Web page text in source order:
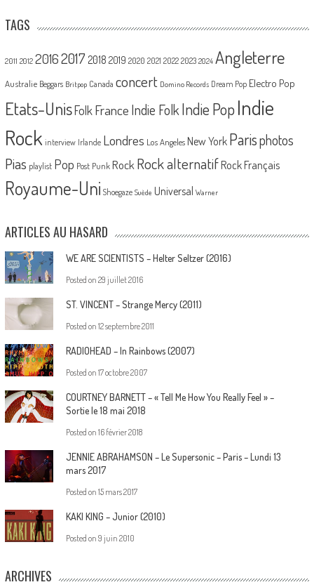
TAGS
2011 2012 20162017 2018 2019 2020 2021 2022 2023 2024 Angleterre
Australie Beggars Britpop Canada concert Domino Records Dream Pop Electro Pop
Etats-UnisFolk France Indie FolkIndie PopIndie
Rock interview Irlande Londres Los Angeles New York Parisphotos
Pias playlist Pop Post Punk Rock Rock alternatif Rock Français
Royaume-Uni Shoegaze Suède Universal Warner
ARTICLES AU HASARD
WE ARE SCIENTISTS – Helter Seltzer (2016)
Posted on 29 juillet 2016
ST. VINCENT – Strange Mercy (2011)
Posted on 12 septembre 2011
RADIOHEAD – In Rainbows (2007)
Posted on 17 octobre 2007
COURTNEY BARNETT – « Tell Me How You Really Feel » –
Sortie le 18 mai 2018
Posted on 16 février 2018
JENNIE ABRAHAMSON – Le Supersonic – Paris – Lundi 13
mars 2017
Posted on 15 mars 2017
KAKI KING – Junior (2010)
Posted on 9 juin 2010
ARCHIVES